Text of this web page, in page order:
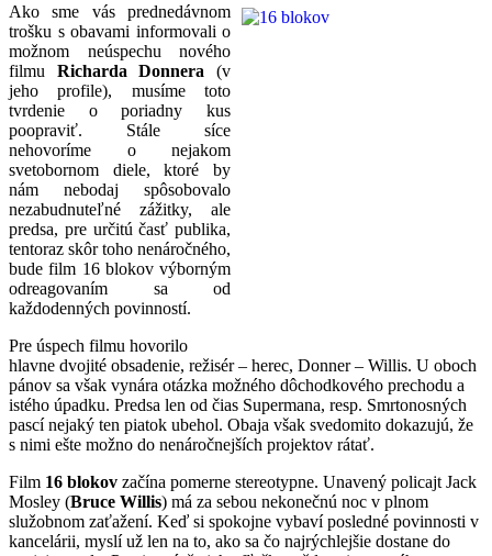
Ako sme vás prednedávnom
trošku s obavami informovali o
možnom neúspechu nového
filmu Richarda Donnera (v
jeho profile), musíme toto
tvrdenie o poriadny kus
poopraviť. Stále síce
nehovoríme o nejakom
svetobornom diele, ktoré by
nám nebodaj spôsobovalo
nezabudnuteľné zážitky, ale
predsa, pre určitú časť publika,
tentoraz skôr toho nenáročného,
bude film 16 blokov výborným
odreagovaním sa od
každodenných povinností.
Pre úspech filmu hovorilo
hlavne dvojité obsadenie, režisér – herec, Donner – Willis. U oboch
pánov sa však vynára otázka možného dôchodkového prechodu a
istého úpadku. Predsa len od čias Supermana, resp. Smrtonosných
pascí nejaký ten piatok ubehol. Obaja však svedomito dokazujú, že
s nimi ešte možno do nenáročnejších projektov rátať.
Film 16 blokov začína pomerne stereotypne. Unavený policajt Jack
Mosley (Bruce Willis) má za sebou nekonečnú noc v plnom
služobnom zaťažení. Keď si spokojne vybaví posledné povinnosti v
kancelárii, myslí už len na to, ako sa čo najrýchlejšie dostane do